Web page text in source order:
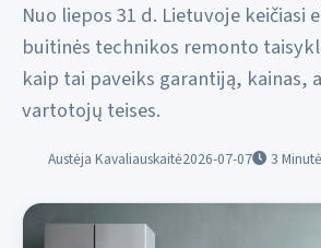
Nuo liepos 31 d. Lietuvoje keičiasi
buitinės technikos remonto
kaip tai paveiks garantiją, kainas,
vartotojų teises.
Austėja Kavaliauskaitė2026-07-07 3